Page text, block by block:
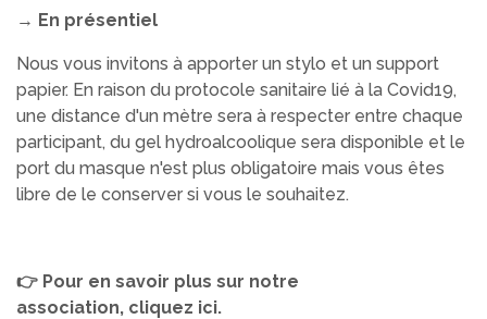
→ En présentiel
Nous vous invitons à apporter un stylo et un support
papier. En raison du protocole sanitaire lié à la Covid19,
une distance d'un mètre sera à respecter entre chaque
participant, du gel hydroalcoolique sera disponible et le
port du masque n'est plus obligatoire mais vous êtes
libre de le conserver si vous le souhaitez.
👉 Pour en savoir plus sur notre
association, cliquez ici.